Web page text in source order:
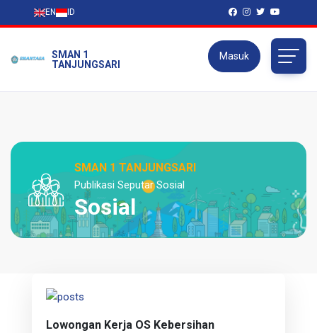
EN ID
SMAN 1
TANJUNGSARI
Masuk
SMAN 1 TANJUNGSARI
Publikasi Seputar Sosial
Sosial
Lowongan Kerja OS Kebersihan